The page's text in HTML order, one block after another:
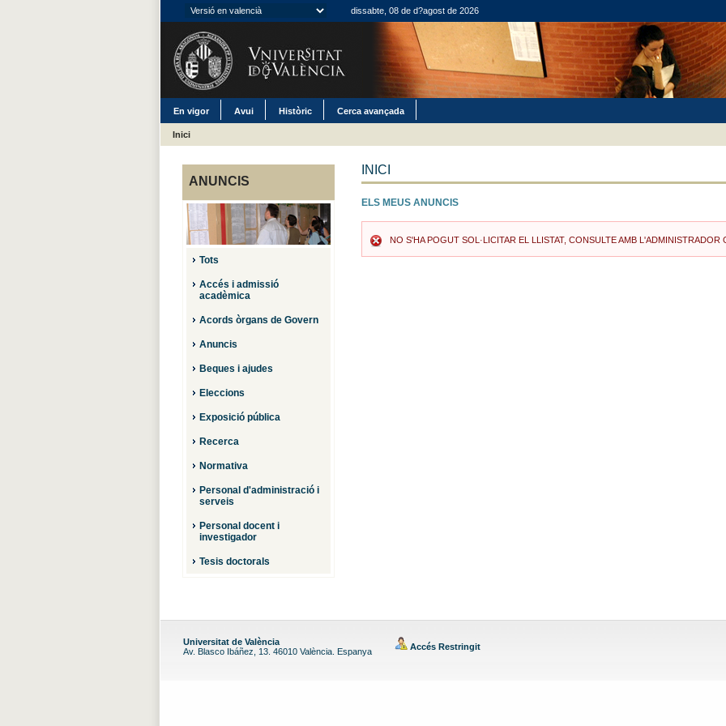
dissabte, 08 de d?agost de 2026
En vigor Avui Històric Cerca avançada
Inici
ANUNCIS
Tots
Accés i admissió
acadèmica
Acords òrgans de Govern
Anuncis
Beques i ajudes
Eleccions
Exposició pública
Recerca
Normativa
Personal d'administració i
serveis
Personal docent i
investigador
Tesis doctorals
INICI
ELS MEUS ANUNCIS
NO S'HA POGUT SOL·LICITAR EL LLISTAT, CONSULTE AMB L'ADMINISTRADOR
Universitat de València
Av. Blasco Ibáñez, 13. 46010 València. Espanya
Accés Restringit